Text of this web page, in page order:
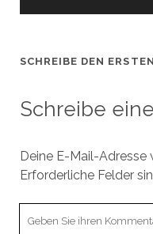
SCHREIBE DEN
Schreibe
Deine E-Mail-
Erforderliche Felder